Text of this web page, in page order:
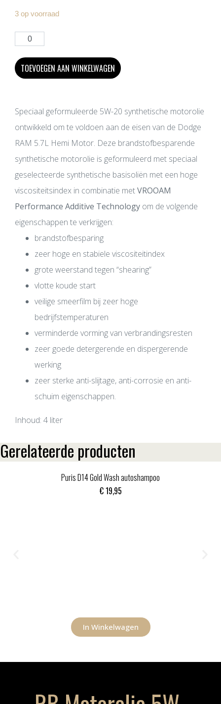
3 op voorraad
TOEVOEGEN AAN WINKELWAGEN
Speciaal geformuleerde 5W-20 synthetische motorolie
ontwikkeld om te voldoen aan de eisen van de Dodge
RAM 5.7L Hemi Motor. Deze brandstofbesparende
synthetische motorolie is geformuleerd met speciaal
geselecteerde synthetische basisoliën met een hoge
viscositeitsindex in combinatie metVROOAM
Performance Additive Technology om de volgende
eigenschappen te verkrijgen:
brandstofbesparing
zeer hoge en stabiele viscositeitindex
grote weerstand tegen “shearing”
vlotte koude start
veilige smeerfilm bij zeer hoge
bedrijfstemperaturen
verminderde vorming van verbrandingsresten
zeer goede detergerende en dispergerende
werking
zeer sterke anti-slijtage, anti-corrosie en anti-
schuim eigenschappen.
Inhoud: 4 liter
Gerelateerde producten
Puris D14 Gold Wash autoshampoo
€19,95
In Winkelwagen